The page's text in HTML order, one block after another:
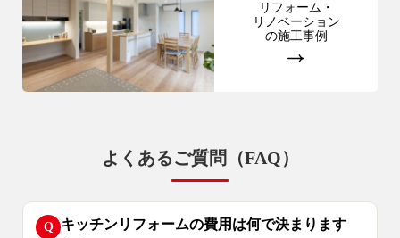
リフォーム・
リノベーション
の施工事例
よくあるご質問（FAQ）
Q
キッチンリフォームの費用は何で決まります